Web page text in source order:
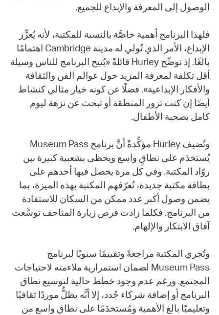
الوصول إلى المعرفة والإبداع للجميع.
فلهذا البرنامج أهمية خاصَّة بالنسبة للمكتبة، لأنه يُعزِّز
الإبداع، الأمر الذي تُولي له مدينة Cambridge اهتمامًا
بالغًا. إذ توضِّح Hurley قائلةً «يُتيح البرنامج للناس وسيلة
أقل تكلفة لمعرفة المزيد حول عوالم الفن والثقافة
والأفكار الإبداعية». فضلًا عن كونه خيار مثالي كنشاط
أيضًا إن كنت تزور المنطقة أو تبحث عن نزهة ليوم
كامل بصحبة الأطفال.
وتُضيف Hurley مؤكِّدةً أنَّ برنامج Museum Pass
يُستخدَم على نطاقٍ واسع ويحظى بشعبية كبيرة بين
روّاد المكتبة. وفي كل مرة يحصل فيها أحدهم على
بطاقة مكتبة جديدة، تُعرّفهم المكتبة بهذه الميزة، بما
يضمن وصول أكبر عدد ممكن من السكان للاستفادة
من البرنامج. فكلما زادت فرص زيارة المتاحف توسَّعت
آفاق الابتكار والإلهام.
وتُجري المكتبة مراجعةً وتقييمًا سنويًا لبرنامج
Museum Pass لضمان استمرارية ملاءمته لاحتياجات
المجتمع. ورغم عدم وجود خطط حالية لتوسيع نطاق
البرنامج أو إضافة شركاء جُدد، إلا أنَّه يظلُّ موردًا ثقافيًا
وتعليميًا بالغ الأهمية ومُستخدَمًا على نطاق واسع من